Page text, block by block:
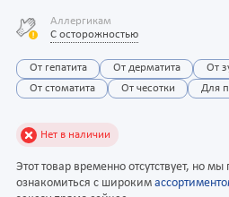
Аллергикам
С осторожностью
От гепатита От дерматита От
От стоматита
От чесотки Для
Нет в наличии
Этот товар временно отсутствует, но
ознакомиться с широким